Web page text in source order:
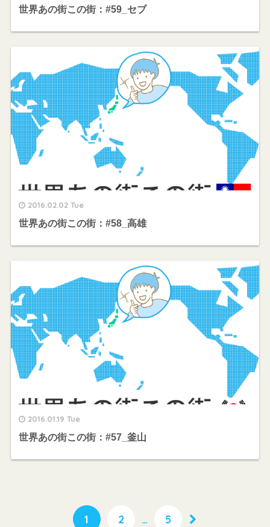
世界あの街この街：#59_セブ
2016.02.02 Tue
世界あの街この街：#58_高雄
2016.01.19 Tue
世界あの街この街：#57_釜山
1 2 … 5